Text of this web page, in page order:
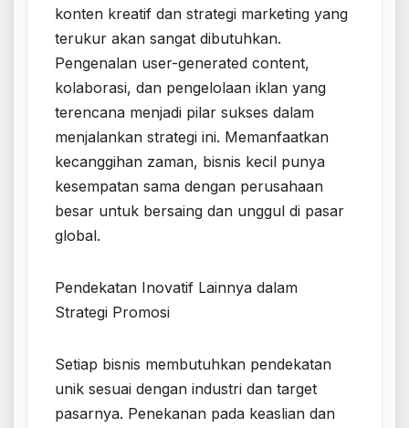
konten kreatif dan strategi marketing yang
terukur akan sangat dibutuhkan.
Pengenalan user-generated content,
kolaborasi, dan pengelolaan iklan yang
terencana menjadi pilar sukses dalam
menjalankan strategi ini. Memanfaatkan
kecanggihan zaman, bisnis kecil punya
kesempatan sama dengan perusahaan
besar untuk bersaing dan unggul di pasar
global.
Pendekatan Inovatif Lainnya dalam
Strategi Promosi
Setiap bisnis membutuhkan pendekatan
unik sesuai dengan industri dan target
pasarnya. Penekanan pada keaslian dan